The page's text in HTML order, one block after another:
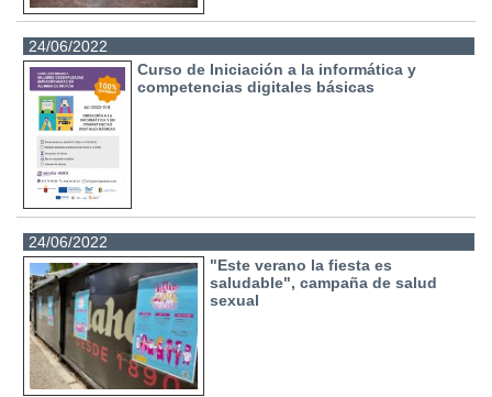
24/06/2022
Curso de Iniciación a la informática y
competencias digitales básicas
24/06/2022
"Este verano la fiesta es
saludable", campaña de salud
sexual